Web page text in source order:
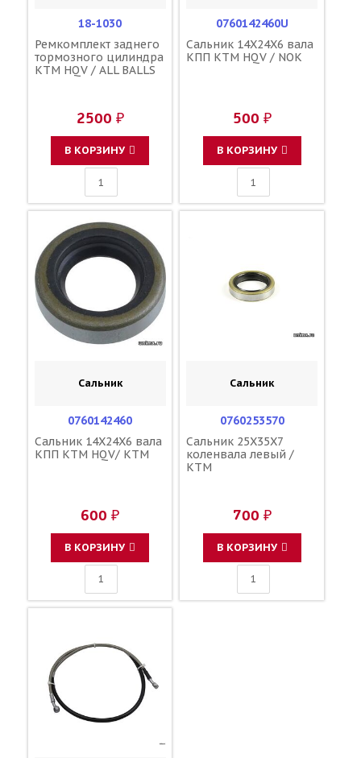
18-1030
Ремкомплект заднего
тормозного цилиндра
KTM HQV / ALL BALLS
2500 ₽
В КОРЗИНУ
0760142460U
Сальник 14X24X6 вала
КПП KTM HQV / NOK
500 ₽
В КОРЗИНУ
Сальник
0760142460
Сальник 14X24X6 вала
КПП KTM HQV/ KTM
600 ₽
В КОРЗИНУ
Сальник
0760253570
Сальник 25X35X7
коленвала левый /
KTM
700 ₽
В КОРЗИНУ